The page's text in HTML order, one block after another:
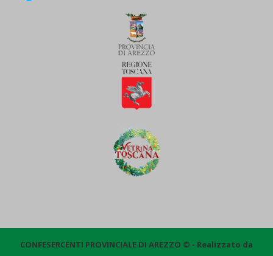
CONFESERCENTI PROVINCIALE DI AREZZO © - Realizzato da